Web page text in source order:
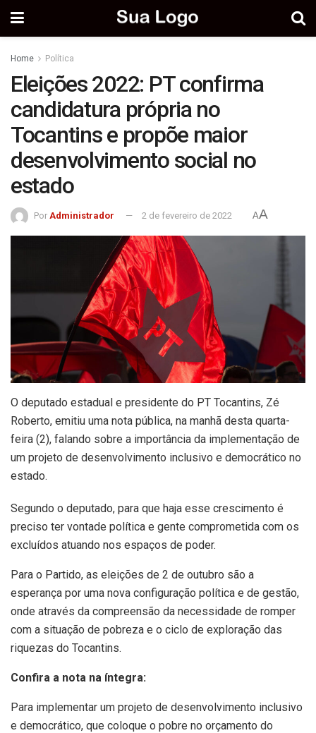
Home Política
Eleições 2022: PT confirma
candidatura própria no
Tocantins e propõe maior
desenvolvimento social no
estado
Por Administrador 2 de fevereiro de 2022 AA
O deputado estadual e presidente do PT Tocantins, Zé
Roberto, emitiu uma nota pública, na manhã desta quarta-
feira (2), falando sobre a importância da implementação de
um projeto de desenvolvimento inclusivo e democrático no
estado.
Segundo o deputado, para que haja esse crescimento é
preciso ter vontade política e gente comprometida com os
excluídos atuando nos espaços de poder.
Para o Partido, as eleições de 2 de outubro são a
esperança por uma nova configuração política e de gestão,
onde através da compreensão da necessidade de romper
com a situação de pobreza e o ciclo de exploração das
riquezas do Tocantins.
Confira a nota na íntegra:
Para implementar um projeto de desenvolvimento inclusivo
e democrático, que coloque o pobre no orçamento do